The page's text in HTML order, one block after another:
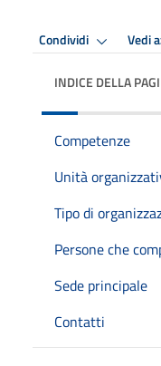
Condividi Vedi
INDICE DELLA
Competenze
Unità
Tipo di
Persone che
Sede principale
Contatti